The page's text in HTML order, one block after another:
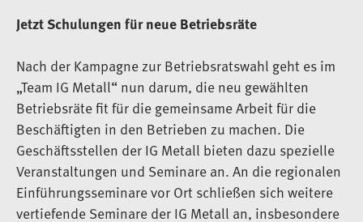
Jetzt Schulungen für neue Betriebsräte
Nach der Kampagne zur Betriebsratswahl geht es im
„Team IG Metall“ nun darum, die neu gewählten
Betriebsräte fit für die gemeinsame Arbeit für die
Beschäftigten in den Betrieben zu machen. Die
Geschäftsstellen der IG Metall bieten dazu spezielle
Veranstaltungen und Seminare an. An die regionalen
Einführungsseminare vor Ort schließen sich weitere
vertiefende Seminare der IG Metall an, insbesondere